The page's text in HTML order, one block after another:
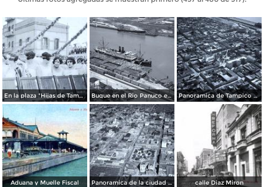
En la plaza "Hijas de Tampico" donde hoy se ubica el Gastronomico Buque en el Rio Panuco en 1930 Panoramica de Tampico en 1930
Aduana y Muelle Fiscal Panoramica de la ciudad 1930 calle Diaz Miron